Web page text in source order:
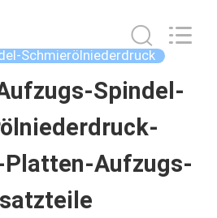
Schmierölniederdruck
Spindel-
Platten-Aufzugs-